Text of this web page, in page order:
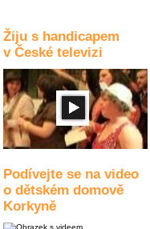
Žiju s handicapem
v České televizi
Podívejte se na video
o dětském domově
Korkyně